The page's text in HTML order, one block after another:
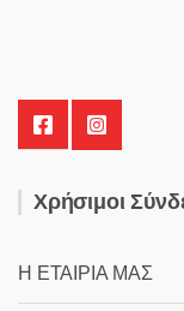
Χρήσιμοι
Η ΕΤΑΙΡΙΑ ΜΑΣ